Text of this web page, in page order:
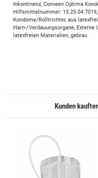
Inkontinenz, Conveen Optima
Hilfsmittelnummer:
Kondome/Rolltrichter, aus
Harn-/Verdauungsorgane,
latexfreien Materialien, gebrau
Kunden